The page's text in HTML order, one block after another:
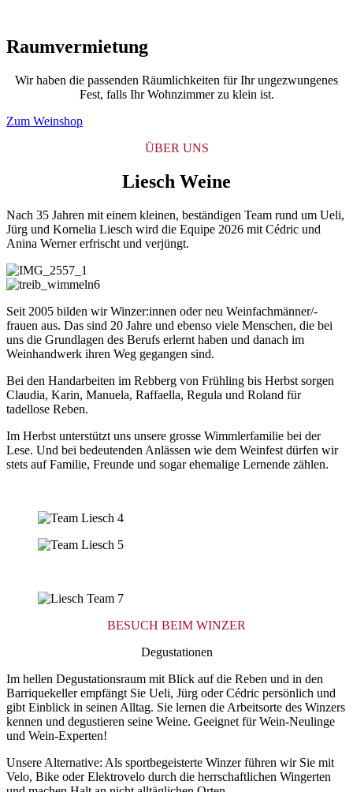
Raumvermietung
Wir haben die passenden Räumlichkeiten für Ihr ungezwungenes
Fest, falls Ihr Wohnzimmer zu klein ist.
Zum Weinshop
ÜBER UNS
Liesch Weine
Nach 35 Jahren mit einem kleinen, beständigen Team rund um Ueli,
Jürg und Kornelia Liesch wird die Equipe 2026 mit Cédric und
Anina Werner erfrischt und verjüngt.
Seit 2005 bilden wir Winzer:innen oder neu Weinfachmänner/-
frauen aus. Das sind 20 Jahre und ebenso viele Menschen, die bei
uns die Grundlagen des Berufs erlernt haben und danach im
Weinhandwerk ihren Weg gegangen sind.
Bei den Handarbeiten im Rebberg von Frühling bis Herbst sorgen
Claudia, Karin, Manuela, Raffaella, Regula und Roland für
tadellose Reben.
Im Herbst unterstützt uns unsere grosse Wimmlerfamilie bei der
Lese. Und bei bedeutenden Anlässen wie dem Weinfest dürfen wir
stets auf Familie, Freunde und sogar ehemalige Lernende zählen.
BESUCH BEIM WINZER
Degustationen
Im hellen Degustationsraum mit Blick auf die Reben und in den
Barriquekeller empfängt Sie Ueli, Jürg oder Cédric persönlich und
gibt Einblick in seinen Alltag. Sie lernen die Arbeitsorte des Winzers
kennen und degustieren seine Weine. Geeignet für Wein-Neulinge
und Wein-Experten!
Unsere Alternative: Als sportbegeisterte Winzer führen wir Sie mit
Velo, Bike oder Elektrovelo durch die herrschaftlichen Wingerten